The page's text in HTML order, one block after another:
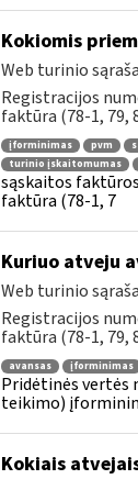
Kokiomis
Web turinio
Registracijos
faktūra (78-1, 79,
įforminimas pvm
turinio įskaitomumas
sąskaitos
faktūra (78-1, 7
Kuriuo atveju
Web turinio
Registracijos
faktūra (78-1, 79,
avansas įforminimas
Pridėtinės vertės
teikimo)
Kokiais